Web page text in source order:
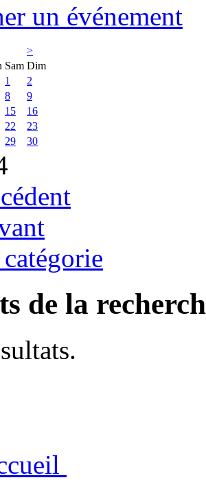
un événement
>
Sam Dim
1
2
8
9
15
16
22
23
29 30
de la